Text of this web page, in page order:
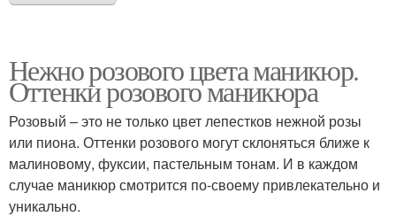
Нежно розового цвета маникюр.
Оттенки розового маникюра
Розовый – это не только цвет лепестков нежной розы
или пиона. Оттенки розового могут склоняться ближе к
малиновому, фуксии, пастельным тонам. И в каждом
случае маникюр смотрится по-своему привлекательно и
уникально.